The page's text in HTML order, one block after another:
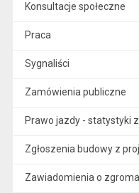
Konsultacje społeczne
Praca
Sygnaliści
Zamówienia publiczne
Prawo jazdy - statystyki
Zgłoszenia budowy z
Zawiadomienia o